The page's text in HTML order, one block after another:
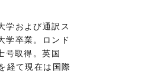
学および通訳ス
学卒業。ロンド
号取得。英国
経て現在は国際